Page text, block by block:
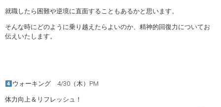
就職したら困難や逆境に直面することもあるかと思います。
そんな時にどのように乗り越えたらよいのか、精神的回復力についてお
伝えいたします。
ウォーキング 4/30（木）PM
体力向上＆リフレッシュ！